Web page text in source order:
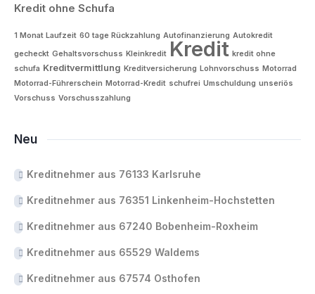
Kredit ohne Schufa
1 Monat Laufzeit 60 tage Rückzahlung Autofinanzierung Autokredit
gecheckt Gehaltsvorschuss Kleinkredit Kredit kredit ohne
schufa Kreditvermittlung Kreditversicherung Lohnvorschuss Motorrad
Motorrad-Führerschein Motorrad-Kredit schufrei Umschuldung unseriös
Vorschuss Vorschusszahlung
Neu
Kreditnehmer aus 76133 Karlsruhe
Kreditnehmer aus 76351 Linkenheim-Hochstetten
Kreditnehmer aus 67240 Bobenheim-Roxheim
Kreditnehmer aus 65529 Waldems
Kreditnehmer aus 67574 Osthofen